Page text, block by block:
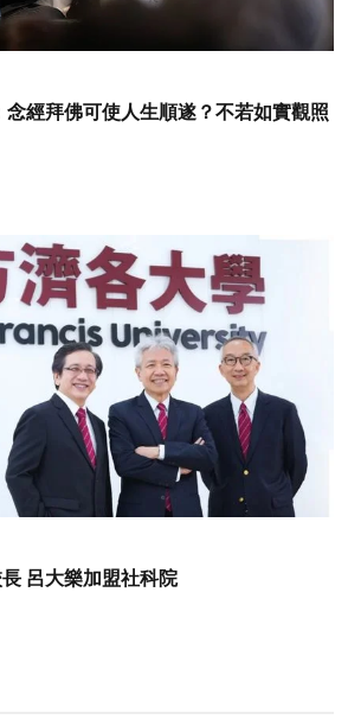
經拜佛可使人生順遂？不若如實觀照
呂大樂加盟社科院